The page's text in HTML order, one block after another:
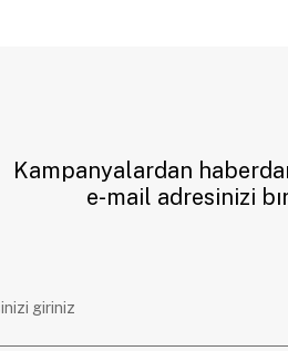
Kampanyalardan
e-mail adresinizi